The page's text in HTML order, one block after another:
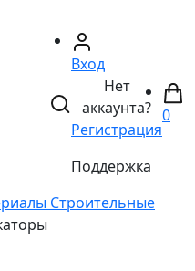
Вход
Нет
аккаунта?
Регистрация
Поддержка
0
Строительные